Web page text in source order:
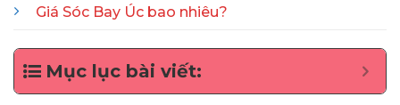
Giá Sóc Bay Úc bao nhiêu?
Mục lục bài viết: